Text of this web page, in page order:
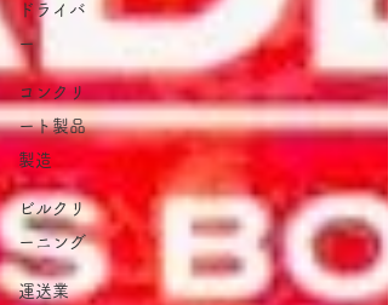
ドライバ
ー
コンクリ
ート製品
製造
ビルクリ
ーニング
運送業